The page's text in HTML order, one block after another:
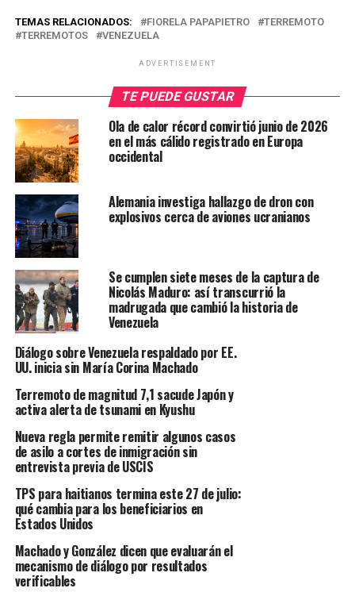
TEMAS RELACIONADOS: FIORELA PAPAPIETRO
TERREMOTO
TERREMOTOS
VENEZUELA
ADVERTISEMENT
TE PUEDE GUSTAR
Ola de calor récord convirtió junio de 2026
en el más cálido registrado en Europa
occidental
Alemania investiga hallazgo de dron con
explosivos cerca de aviones ucranianos
Se cumplen siete meses de la captura de
Nicolás Maduro: así transcurrió la
madrugada que cambió la historia de
Venezuela
Diálogo sobre Venezuela respaldado por EE.
UU. inicia sin María Corina Machado
Terremoto de magnitud 7,1 sacude Japón y
activa alerta de tsunami en Kyushu
Nueva regla permite remitir algunos casos
de asilo a cortes de inmigración sin
entrevista previa de USCIS
TPS para haitianos termina este 27 de julio:
qué cambia para los beneficiarios en
Estados Unidos
Machado y González dicen que evaluarán el
mecanismo de diálogo por resultados
verificables